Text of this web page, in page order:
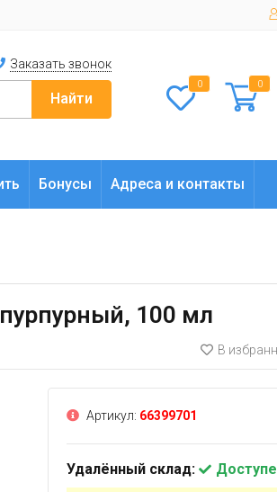
Заказать звонок
Найти
0 0
Бонусы Адреса и контакты
100 мл
В
Артикул: 66399701
Удалённый склад: